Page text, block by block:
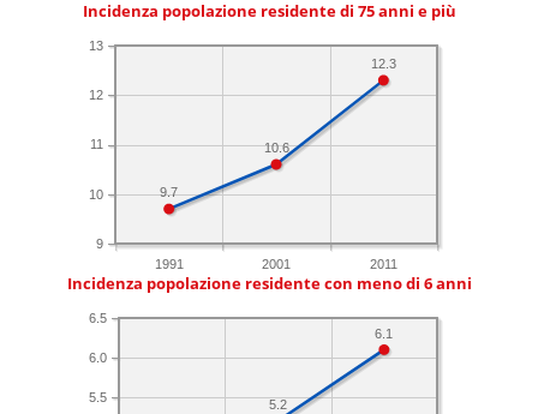
Incidenza popolazione residente di 75 anni e più
1991 2001 2011
9
10
11
12
13
12.3
10.6
9.7
Incidenza popolazione residente con meno di 6 anni
5.5
6.0
6.5
6.1
5.2